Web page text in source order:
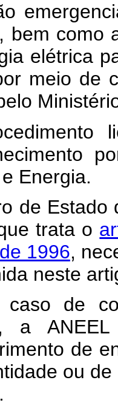
bem como
elétrica
meio de
Energia.
de Estado
trata o
1996,
neste
de
a
de
ou